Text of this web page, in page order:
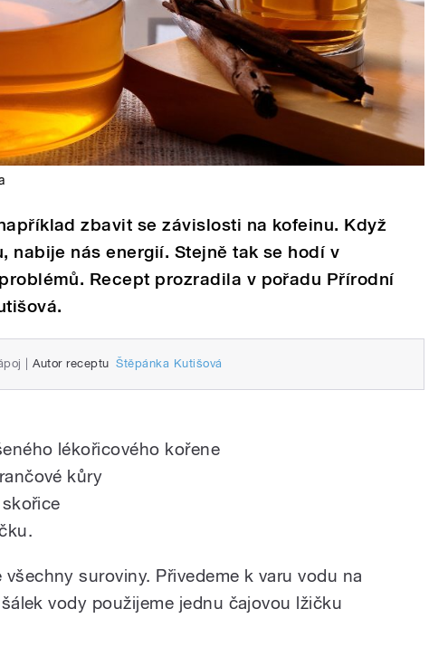
zbavit se závislosti na kofeinu. Když
nabije nás energií. Stejně tak se hodí v
Recept prozradila v pořadu Přírodní
Autor receptu Štěpánka Kutišová
lékořicového kořene
kůry
suroviny. Přivedeme k varu vodu na
vody použijeme jednu čajovou lžičku